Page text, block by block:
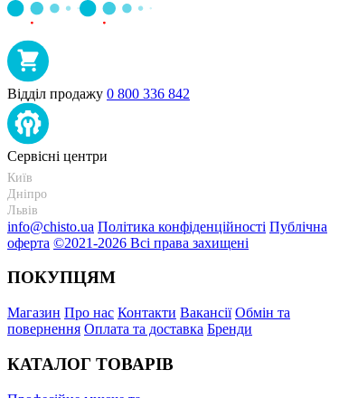
Відділ продажу 0 800 336 842
Сервісні центри
Київ
Дніпро
Львів
info@chisto.ua Політика конфіденційності Публічна
оферта ©2021-2026 Всі права захищені
ПОКУПЦЯМ
Магазин Про нас Контакти Вакансії Обмін та
повернення Оплата та доставка Бренди
КАТАЛОГ ТОВАРІВ